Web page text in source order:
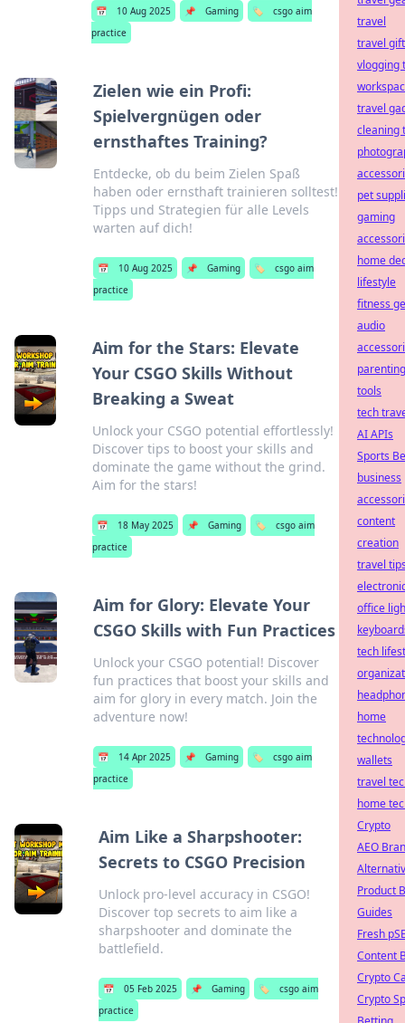
📅 10 Aug 2025 📌 Gaming 🏷️
csgo aim
practice
Zielen wie ein Profi:
Spielvergnügen oder
ernsthaftes Training?
Entdecke, ob du beim Zielen Spaß
haben oder ernsthaft trainieren solltest!
Tipps und Strategien für alle Levels
warten auf dich!
📅 10 Aug 2025 📌 Gaming 🏷️
csgo aim
practice
Aim for the Stars: Elevate
Your CSGO Skills Without
Breaking a Sweat
Unlock your CSGO potential effortlessly!
Discover tips to boost your skills and
dominate the game without the grind.
Aim for the stars!
📅 18 May 2025 📌 Gaming 🏷️
csgo aim
practice
Aim for Glory: Elevate Your
CSGO Skills with Fun Practices
Unlock your CSGO potential! Discover
fun practices that boost your skills and
aim for glory in every match. Join the
adventure now!
📅 14 Apr 2025 📌 Gaming 🏷️
csgo aim
practice
Aim Like a Sharpshooter:
Secrets to CSGO Precision
Unlock pro-level accuracy in CSGO!
Discover top secrets to aim like a
sharpshooter and dominate the
battlefield.
📅 05 Feb 2025 📌 Gaming 🏷️
csgo aim
practice
travel
travel
vlogging
travel
cleaning
pet
gaming
home
lifestyle
fitness
audio
parenting
tools
tech
AI APIs
Sports
business
content
creation
travel
office
tech
home
wallets
travel
home
Crypto
AEO
Product
Guides
Fresh
Content
Crypto
Crypto